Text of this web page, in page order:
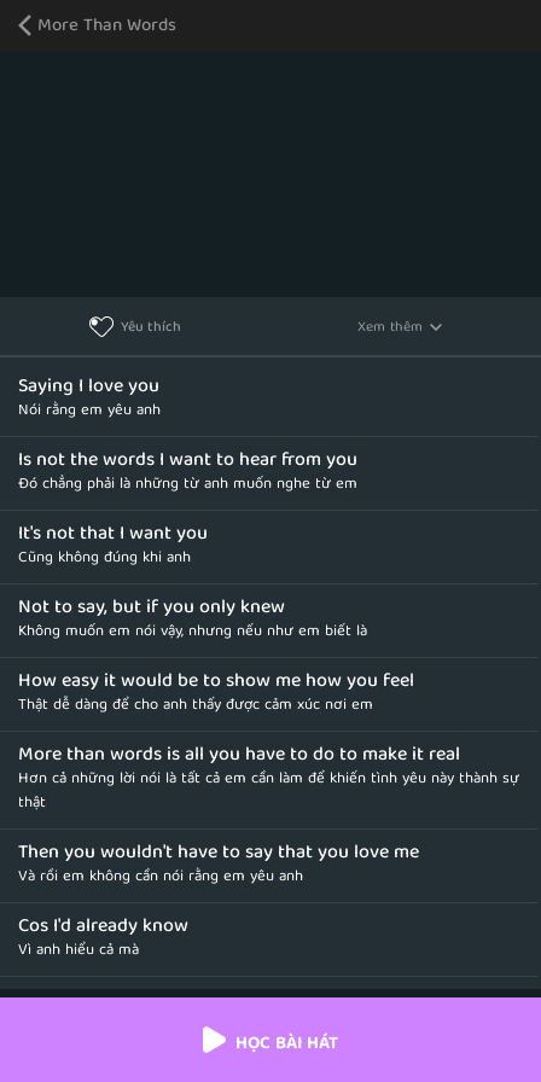
More Than Words
Yêu thích Xem thêm
Saying I love you
Nói rằng em yêu anh
Is not the words I want to hear from you
Đó chẳng phải là những từ anh muốn nghe từ em
It's not that I want you
Cũng không đúng khi anh
Not to say, but if you only knew
Không muốn em nói vậy, nhưng nếu như em biết là
How easy it would be to show me how you feel
Thật dễ dàng để cho anh thấy được cảm xúc nơi em
More than words is all you have to do to make it real
Hơn cả những lời nói là tất cả em cần làm để khiến tình yêu này thành sự
thật
Then you wouldn't have to say that you love me
Và rồi em không cần nói rằng em yêu anh
Cos I'd already know
Vì anh hiểu cả mà
What would you do if my heart was torn in two
Em sẽ làm gì nếu trái tim anh chia làm đôi
HỌC BÀI HÁT